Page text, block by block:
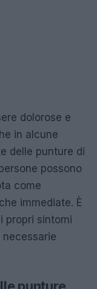
dolorose e
in alcune
delle punture di
possono
come
immediate. È
propri sintomi